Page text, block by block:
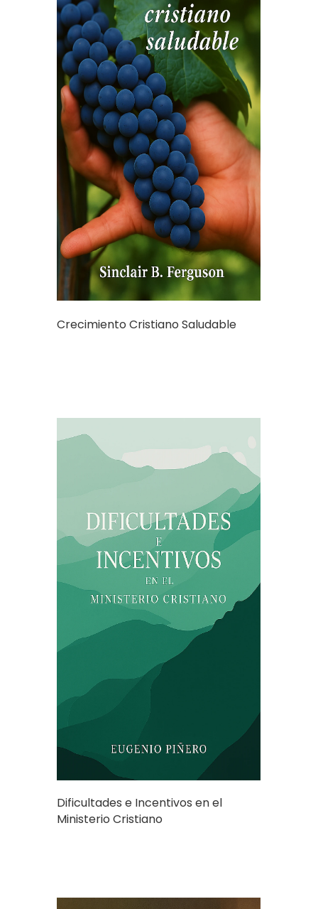
Crecimiento Cristiano Saludable
Dificultades e Incentivos en el
Ministerio Cristiano